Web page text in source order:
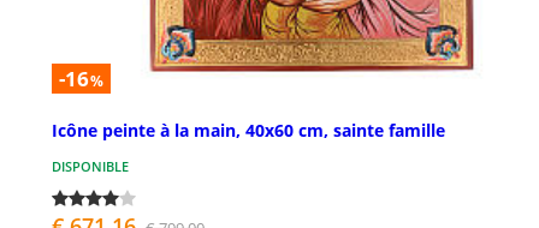
-16%
Icône peinte à la main, 40x60 cm, sainte famille
DISPONIBLE